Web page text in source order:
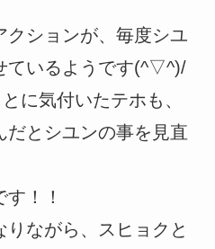
クションが、毎度シユ
ているようです(^▽^)/
に気付いたテホも、
だとシユンの事を見直
！！
ながら、スヒョクと